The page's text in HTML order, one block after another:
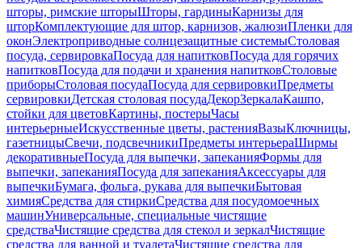
шторы, римские шторыШторы, гардиныКарнизы для
шторКомплектующие для штор, карнизов, жалюзиПленки для
оконЭлектроприводные солнцезащитные системыСтоловая
посуда, сервировкаПосуда для напитковПосуда для горячих
напитковПосуда для подачи и хранения напитковСтоловые
приборыСтоловая посудаПосуда для сервировкиПредметы
сервировкиДетская столовая посудаДекорЗеркалаКашпо,
стойки для цветовКартины, постерыЧасы
интерьерныеИскусственные цветы, растенияВазыКлючницы,
газетницыСвечи, подсвечникиПредметы интерьераШирмы
декоративныеПосуда для выпечки, запеканияФормы для
выпечки, запеканияПосуда для запеканияАксессуары для
выпечкиБумага, фольга, рукава для выпечкиБытовая
химияСредства для стиркиСредства для посудомоечных
машинУниверсальные, специальные чистящие
средстваЧистящие средства для стекол и зеркалЧистящие
средства для ванной и туалетаЧистящие средства для